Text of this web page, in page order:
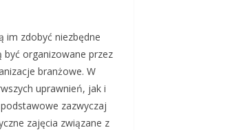
im zdobyć niezbędne
być organizowane przez
branżowe. W
uprawnień, jak i
zazwyczaj
zajęcia związane z